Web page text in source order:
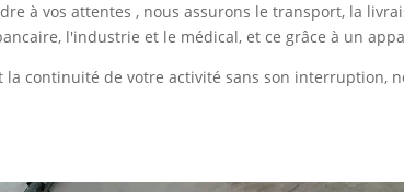
à vos attentes , nous assurons le transport, la
l'industrie et le médical, et ce grâce à un
continuité de votre activité sans son interruption,